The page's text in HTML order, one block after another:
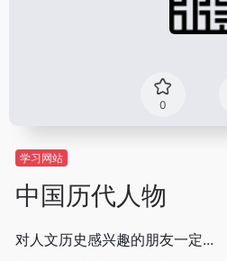
0
学习网站
中国历代人物
对人文历史感兴趣的朋友一定...